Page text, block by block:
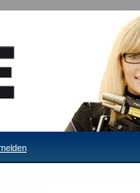
Pressluftkartusche